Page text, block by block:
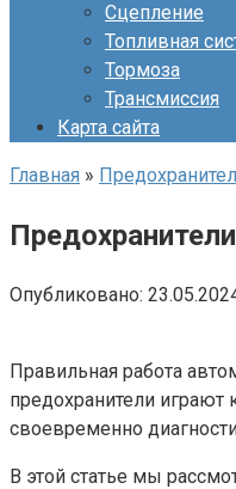
Сцепление
Топливная
Тормоза
Трансмиссия
Карта сайта
Главная »
Опубликовано:
Правильная работа
предохранители играют
своевременно
В этой статье мы